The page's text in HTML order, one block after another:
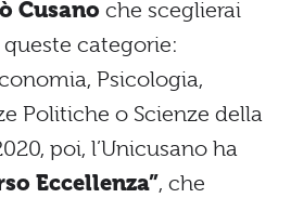
Cusano che sceglierai
categorie:
Psicologia,
Politiche o Scienze della
poi, l’Unicusano ha
Eccellenza”, che